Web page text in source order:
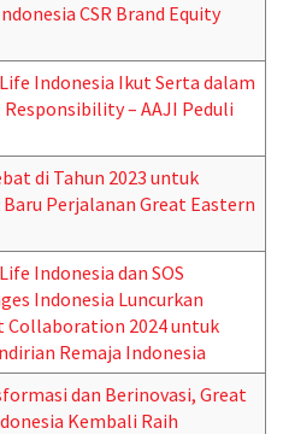
CSR Brand Equity
Indonesia Ikut Serta dalam
– AAJI Peduli
di Tahun 2023 untuk
Perjalanan Great Eastern
Indonesia dan SOS
Indonesia Luncurkan
Collaboration 2024 untuk
Remaja Indonesia
dan Berinovasi, Great
Kembali Raih